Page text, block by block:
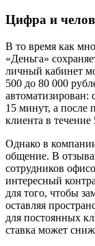
Цифра и
В то время как
«Деньга»
личный кабинет
500 до 80 000
автоматизирован:
15 минут, а после
клиента в течение
Однако в
общение. В
сотрудников
интересный
для того, чтобы
оставляя
для постоянных
ставка может